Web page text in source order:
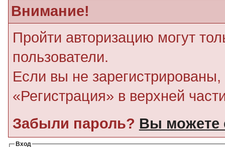
Внимание!
Пройти авторизацию могут
пользователи.
Если вы не
«Регистрация» в верхней
Забыли пароль? Вы можете
Вход